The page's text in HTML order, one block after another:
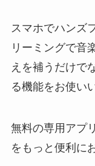
スマホでハンズ
リーミングで音
えを補うだけで
る機能をお使い
無料の専用アプ
をもっと便利に